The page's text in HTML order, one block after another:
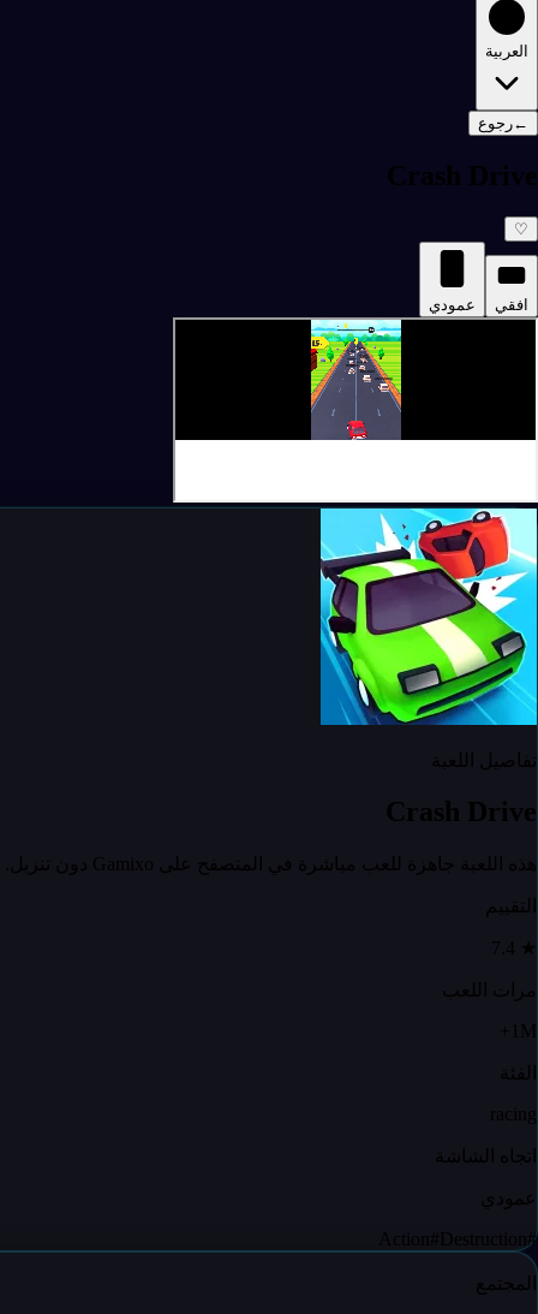
العربية
←رجوع
Crash Drive
♡
افقي عمودي
تفاصيل اللعبة
Crash Drive
هذه اللعبة جاهزة للعب مباشرة في المتصفح على Gamixo دون تنزيل.
التقييم
★
7.4
مرات اللعب
1M+
الفئة
racing
اتجاه الشاشة
عمودي
#
Action # Destruction
المجتمع